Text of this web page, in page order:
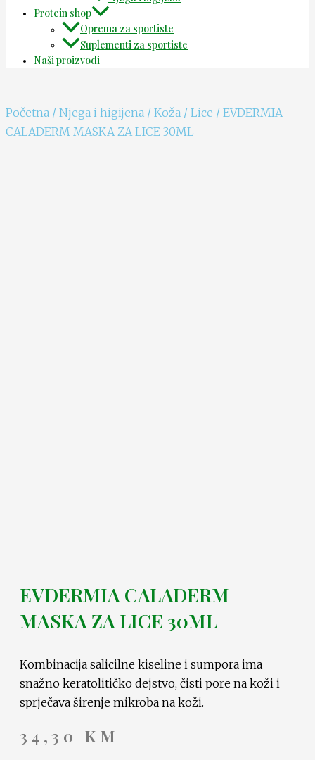
Protein shop
Oprema za sportiste
Suplementi za sportiste
Naši proizvodi
Početna / Njega i higijena / Koža / Lice / EVDERMIA
CALADERM MASKA ZA LICE 30ML
EVDERMIA CALADERM
MASKA ZA LICE 30ML
Kombinacija salicilne kiseline i sumpora ima
snažno keratolitičko dejstvo, čisti pore na koži i
sprječava širenje mikroba na koži.
34,30 KM